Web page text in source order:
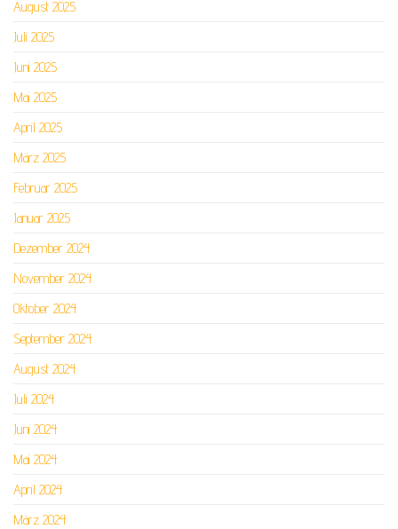
August 2025
Juli 2025
Juni 2025
Mai 2025
April 2025
März 2025
Februar 2025
Januar 2025
Dezember 2024
November 2024
Oktober 2024
September 2024
August 2024
Juli 2024
Juni 2024
Mai 2024
April 2024
März 2024